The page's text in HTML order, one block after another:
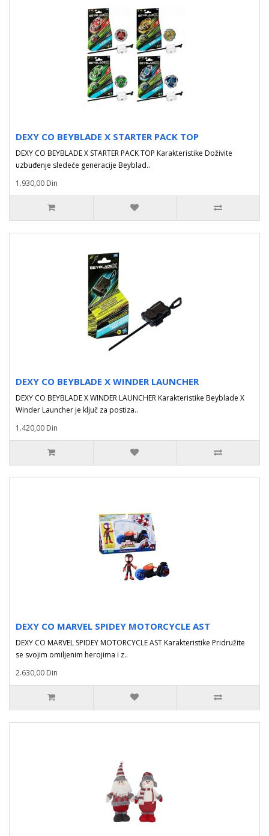
DEXY CO BEYBLADE X STARTER PACK TOP
DEXY CO BEYBLADE X STARTER PACK TOP Karakteristike Doživite
uzbuđenje sledeće generacije Beyblad..
1.930,00 Din
DEXY CO BEYBLADE X WINDER LAUNCHER
DEXY CO BEYBLADE X WINDER LAUNCHER Karakteristike Beyblade X
Winder Launcher je ključ za postiza..
1.420,00 Din
DEXY CO MARVEL SPIDEY MOTORCYCLE AST
DEXY CO MARVEL SPIDEY MOTORCYCLE AST Karakteristike Pridružite
se svojim omiljenim herojima i z..
2.630,00 Din